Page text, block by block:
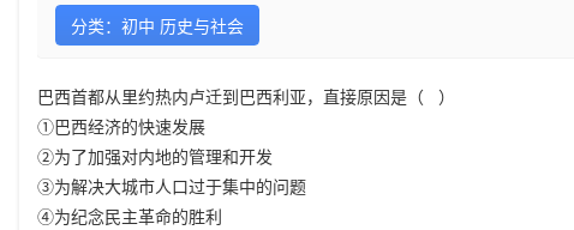
分类：初中 历史与社会
巴西首都从里约热内卢迁到巴西利亚，直接原因是（ ）
①巴西经济的快速发展
②为了加强对内地的管理和开发
③为解决大城市人口过于集中的问题
④为纪念民主革命的胜利